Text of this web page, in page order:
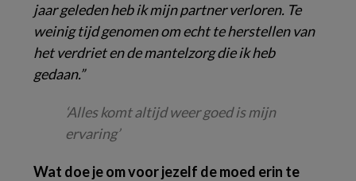
jaar geleden heb ik mijn partner verloren. Te
weinig tijd genomen om echt te herstellen van
het verdriet en de mantelzorg die ik heb
gedaan.”
‘Alles komt altijd weer goed is mijn
ervaring’
Wat doe je om voor jezelf de moed erin te